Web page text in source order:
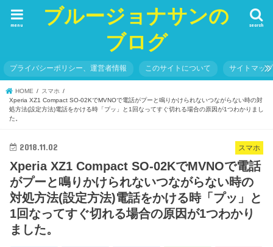
ブルージョナサンの
ブログ
search
menu
プライバシーポリシー、運営者情報 このサイトについて サイトマップ
HOME
スマホ
Xperia XZ1 Compact SO-02KでMVNOで電話がプーと鳴りかけられないつながらない時の対
処方法(設定方法)電話をかける時「プッ」と1回なってすぐ切れる場合の原因が1つわかりまし
た。
スマホ
2018.11.02
Xperia XZ1 Compact SO-02KでMVNOで電話
がプーと鳴りかけられないつながらない時の
対処方法(設定方法)電話をかける時「プッ」と
1回なってすぐ切れる場合の原因が1つわかり
ました。